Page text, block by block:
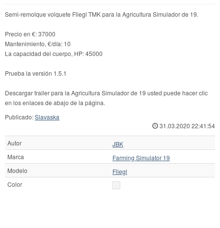
Semi-remolque volquete Fliegl TMK para la Agricultura Simulador de 19.
Precio en €: 37000
Mantenimiento, €/día: 10
La capacidad del cuerpo, HP: 45000
Prueba la versión 1.5.1
Descargar trailer para la Agricultura Simulador de 19 usted puede hacer clic
en los enlaces de abajo de la página.
Publicado:Slavaska
31.03.2020 22:41:54
Autor
JBK
Marca
Farming Simulator 19
Modelo
Fliegl
Color